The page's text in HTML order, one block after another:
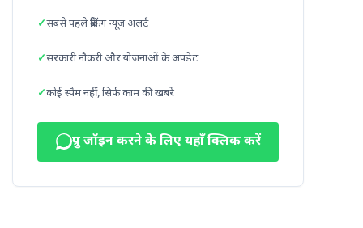
सबसे पहले ब्रेकिंग न्यूज़ अलर्ट
सरकारी नौकरी और योजनाओं के अपडेट
कोई स्पैम नहीं, सिर्फ काम की खबरें
ग्रुप जॉइन करने के लिए यहाँ क्लिक करें